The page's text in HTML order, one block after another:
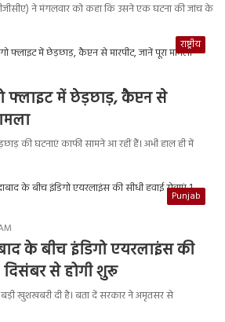
ने मंगलवार को कहा कि उसने एक घटना की जांच के
राष्ट्रीय
फ्लाइट में छेड़छाड़, कैप्टन से
की घटनाएं काफी सामने आ रहीं हैं। अभी हाल ही में
Punjab
के बीच इंडिगो एयरलाइंस की
दिसंबर से होगी शुरू
खुशखबरी दी है। बता दें सरकार ने अमृतसर से